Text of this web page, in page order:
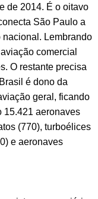
de 2014. É o oitavo
São Paulo a
nacional. Lembrando
comercial
O restante precisa
é dono da
geral, ficando
15.421 aeronaves
(770), turboélices
e aeronaves